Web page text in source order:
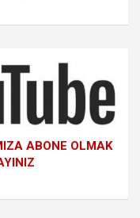
ABONE OLMAK